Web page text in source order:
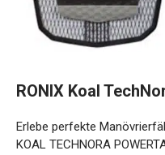
RONIX Koal
Erlebe perfekte
KOAL TECHNORA